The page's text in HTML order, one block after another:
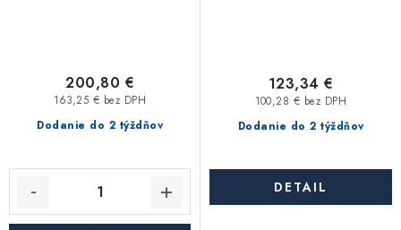
Dodanie do 2 týždňov
163,25 € bez DPH
200,80 €
Dodanie do 2 týždňov
100,28 € bez DPH
123,34 €
DETAIL